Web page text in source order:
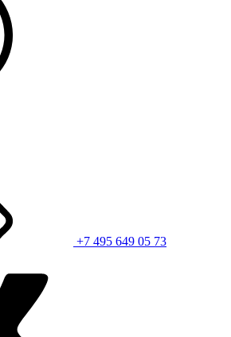
+7 495 649 05 73